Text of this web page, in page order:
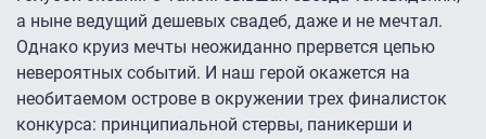
а ныне ведущий дешевых свадеб, даже и не мечтал.
Однако круиз мечты неожиданно прервется цепью
невероятных событий. И наш герой окажется на
необитаемом острове в окружении трех финалисток
конкурса: принципиальной стервы, паникерши и